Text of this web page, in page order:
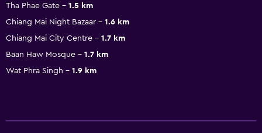
Tha Phae Gate
1.5 km
Chiang Mai Night Bazaar
1.6 km
Chiang Mai City Centre
1.7 km
Baan Haw Mosque
1.7 km
Wat Phra Singh
1.9 km